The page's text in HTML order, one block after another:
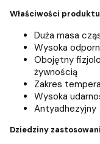
Właściwości produktu
Duża masa
Wysoka
Obojętny
żywnością
Zakres
Wysoka
Antyadhezyjny
Dziedziny